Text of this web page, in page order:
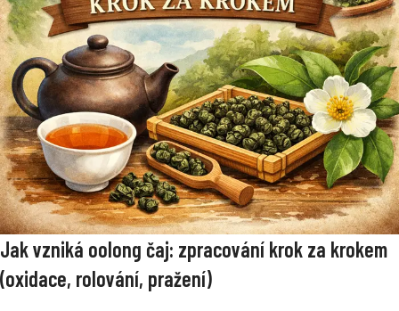
Jak vzniká oolong čaj: zpracování krok za krokem
(oxidace, rolování, pražení)